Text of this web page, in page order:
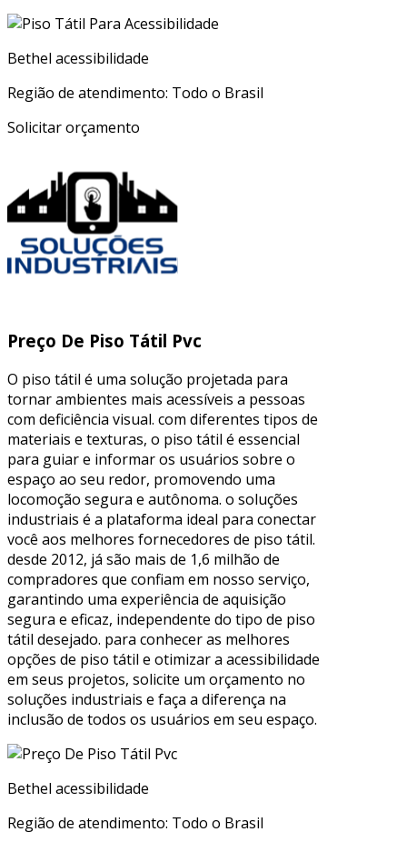
Bethel acessibilidade
Região de atendimento: Todo o Brasil
Solicitar orçamento
Preço De Piso Tátil Pvc
O piso tátil é uma solução projetada para
tornar ambientes mais acessíveis a pessoas
com deficiência visual. com diferentes tipos de
materiais e texturas, o piso tátil é essencial
para guiar e informar os usuários sobre o
espaço ao seu redor, promovendo uma
locomoção segura e autônoma. o soluções
industriais é a plataforma ideal para conectar
você aos melhores fornecedores de piso tátil.
desde 2012, já são mais de 1,6 milhão de
compradores que confiam em nosso serviço,
garantindo uma experiência de aquisição
segura e eficaz, independente do tipo de piso
tátil desejado. para conhecer as melhores
opções de piso tátil e otimizar a acessibilidade
em seus projetos, solicite um orçamento no
soluções industriais e faça a diferença na
inclusão de todos os usuários em seu espaço.
Bethel acessibilidade
Região de atendimento: Todo o Brasil